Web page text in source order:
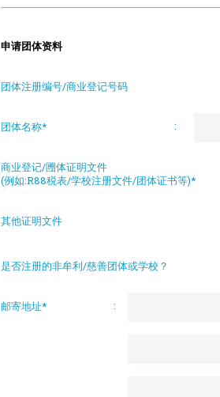
申请团体资料
团体注册编号/商业登记号码
团体名称*
商业登记/圑体证明文件
(例如:R88税表/学校注册文件/团体证书等)*
其他证明文件
是否注册的非牟利/慈善团体或学校？
邮寄地址*